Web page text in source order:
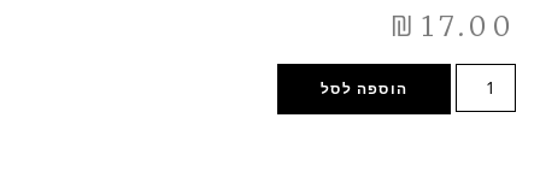
₪ 17.00
הוספה לסל